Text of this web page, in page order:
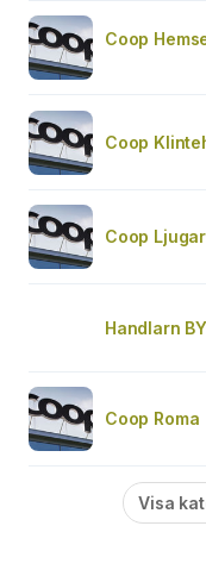
Coop
Coop
Coop
Handlarn
Coop Roma
Visa